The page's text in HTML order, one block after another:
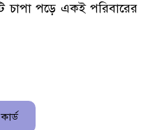
চাপা পড়ে একই পরিবারের